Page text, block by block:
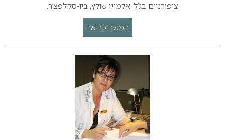
ציפורניים בג’ל. אלמיין שולץ, ביו-סקלפצ’ר.
המשך קריאה